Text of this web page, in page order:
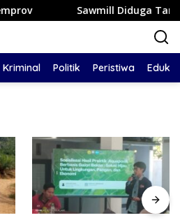
Sawmill Diduga Tampung Kayu
Kriminal Politik Peristiwa